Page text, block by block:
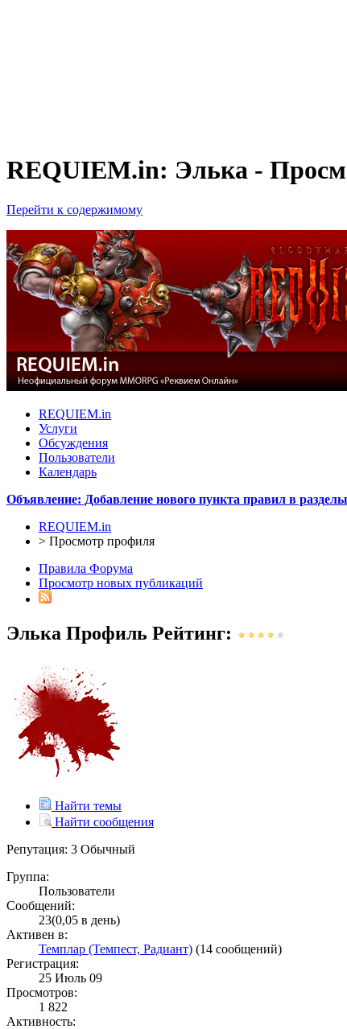
REQUIEM.in: Элька -
Перейти к содержимому
REQUIEM.in
Услуги
Обсуждения
Пользователи
Календарь
Объявление: Добавление нового пункта правил в
REQUIEM.in
> Просмотр профиля
Правила Форума
Просмотр новых публикаций
Элька Профиль Рейтинг:
Найти темы
Найти сообщения
Репутация: 3 Обычный
Группа:
Пользователи
Сообщений:
23(0,05 в день)
Активен в:
Темплар (Темпест, Радиант) (14 сообщений)
Регистрация:
25 Июль 09
Просмотров:
1 822
Активность: